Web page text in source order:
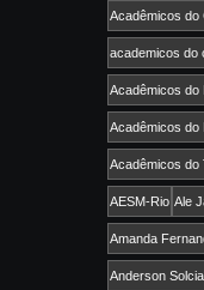
Acadêmicos do
academicos do
Acadêmicos do
Acadêmicos do
Acadêmicos do
AESM-Rio Ale
Amanda
Anderson Solcia